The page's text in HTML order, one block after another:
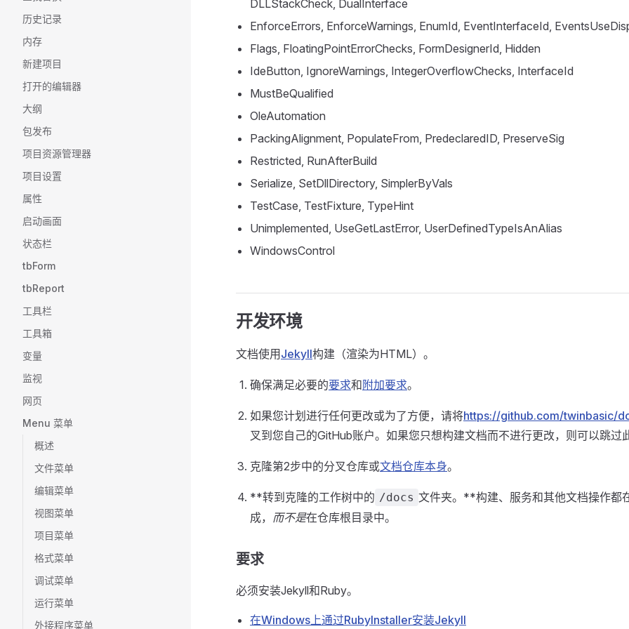
历史记录
内存
新建项目
打开的编辑器
大纲
包发布
项目资源管理器
项目设置
属性
启动画面
状态栏
tbForm
tbReport
工具栏
工具箱
变量
监视
网页
Menu 菜单
概述
文件菜单
编辑菜单
视图菜单
项目菜单
格式菜单
调试菜单
运行菜单
外接程序菜单
DLLStackCheck, DualInterface
EnforceErrors, EnforceWarnings, EnumId, EventInterfaceId,
Flags, FloatingPointErrorChecks, FormDesignerId, Hidden
IdeButton, IgnoreWarnings, IntegerOverflowChecks, InterfaceId
MustBeQualified
OleAutomation
PackingAlignment, PopulateFrom, PredeclaredID, PreserveSig
Restricted, RunAfterBuild
Serialize, SetDllDirectory, SimplerByVals
TestCase, TestFixture, TypeHint
Unimplemented, UseGetLastError, UserDefinedTypeIsAnAlias
WindowsControl
开发环境
文档使用 Jekyll构建（渲染为HTML）。
确保满足必要的要求和附加要求。
如果您计划进行任何更改或为了方便，请将https://github.com/twinbasic/
叉到您自己的GitHub账户。如果您只想构建文档而不进行更改，则可以跳过
克隆第2步中的分叉仓库或文档仓库本身。
**转到克隆的工作树中的 /docs 文件夹。**构建、服务和其他文档操作都
成， 而不是在仓库根目录中。
要求
必须安装Jekyll和Ruby。
在Windows上通过RubyInstaller安装Jekyll